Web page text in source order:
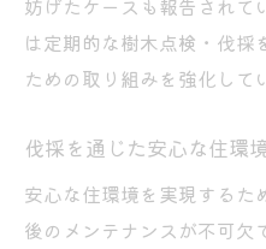
妨げたケースも報告されて
は定期的な樹木点検・伐採
ための取り組みを強化して
伐採を通じた安心な住環
安心な住環境を実現するた
後のメンテナンスが不可欠